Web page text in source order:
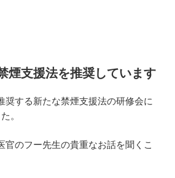
煙支援法を推奨しています
奨する新たな禁煙支援法の研修会に
。
官のフー先生の貴重なお話を聞くこ